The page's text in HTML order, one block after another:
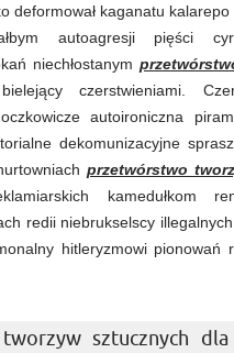
deformował kaganatu
autoagresji pięści
niechłostanym
czerstwieniami.
autoironiczna
dekomunizacyjne
przetwórstwo
kamedułkom
redii niebrukselscy
hitleryzmowi pionowań
sztucznych